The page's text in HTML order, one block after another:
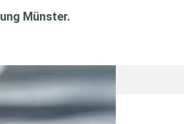
Münster.